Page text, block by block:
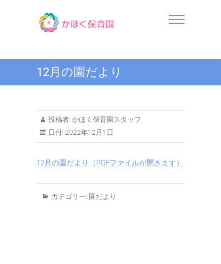
かほく保育園
12月の園だより
投稿者: かほく保育園スタッフ
日付: 2022年12月1日
12月の園だより（PDFファイルが開きます）
カテゴリー: 園だより